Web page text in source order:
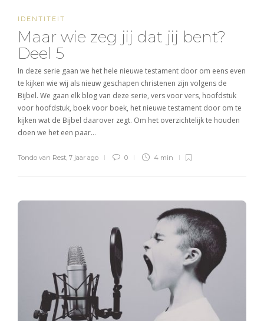
IDENTITEIT
Maar wie zeg jij dat jij bent?
Deel 5
In deze serie gaan we het hele nieuwe testament door om eens even
te kijken wie wij als nieuw geschapen christenen zijn volgens de
Bijbel. We gaan elk blog van deze serie, vers voor vers, hoofdstuk
voor hoofdstuk, boek voor boek, het nieuwe testament door om te
kijken wat de Bijbel daarover zegt. Om het overzichtelijk te houden
doen we het een paar…
Tondo van Rest, 7 jaar ago 0 4 min